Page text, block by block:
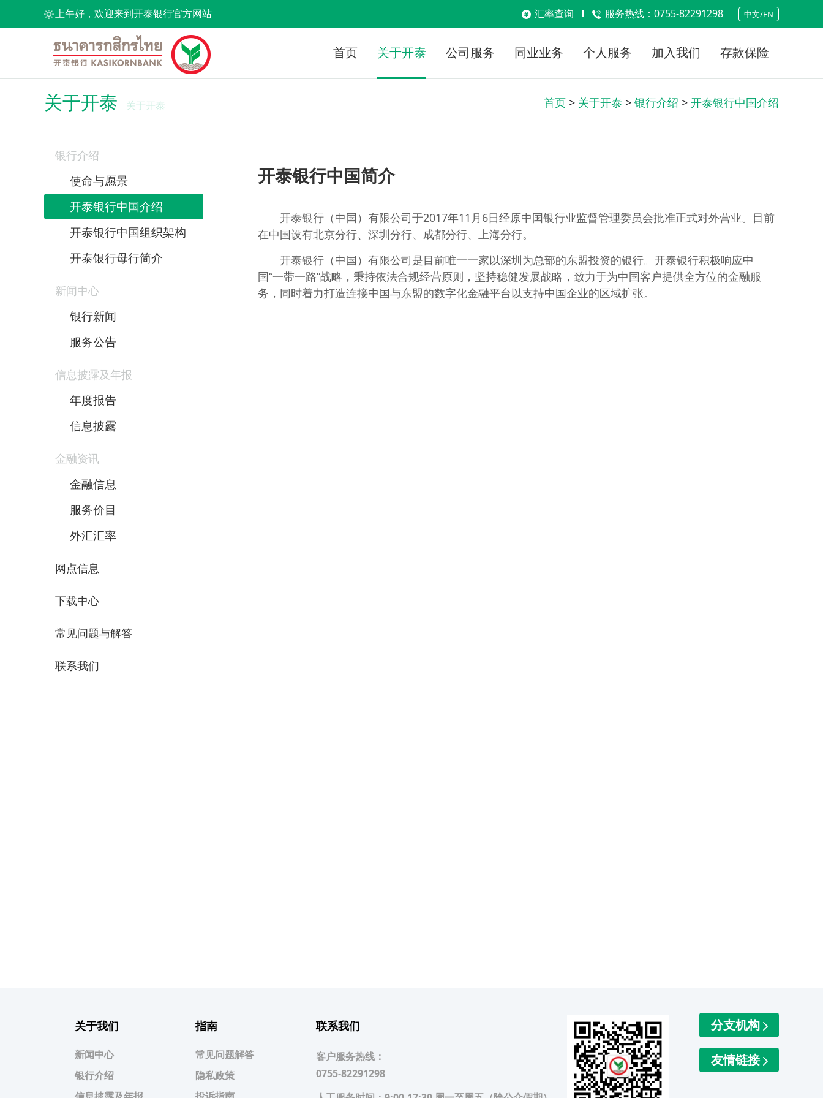
上午好，欢迎来到开泰银行官方网站 汇率查询 服务热线：0755-82291298 中文/EN
首页 关于开泰 公司服务 同业业务 个人服务 加入我们 存款保险
关于开泰 关于开泰 首页 > 关于开泰 > 银行介绍 > 开泰银行中国介绍
银行介绍
使命与愿景
开泰银行中国介绍
开泰银行中国组织架构
开泰银行母行简介
新闻中心
银行新闻
服务公告
信息披露及年报
年度报告
信息披露
金融资讯
金融信息
服务价目
外汇汇率
网点信息
下载中心
常见问题与解答
联系我们
开泰银行中国简介
开泰银行（中国）有限公司于2017年11月6日经原中国银行业监督管理委员会批准正式对外营业。目前
在中国设有北京分行、深圳分行、成都分行、上海分行。
开泰银行（中国）有限公司是目前唯一一家以深圳为总部的东盟投资的银行。开泰银行积极响应中
国“一带一路”战略，秉持依法合规经营原则，坚持稳健发展战略，致力于为中国客户提供全方位的金融服
务，同时着力打造连接中国与东盟的数字化金融平台以支持中国企业的区域扩张。
关于我们
新闻中心
银行介绍
指南
常见问题解答
隐私政策
联系我们
客户服务热线：
0755-82291298
分支机构
友情链接